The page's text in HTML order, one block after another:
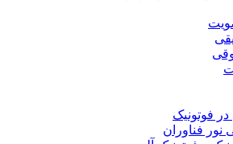
فوتونیک
فناوران